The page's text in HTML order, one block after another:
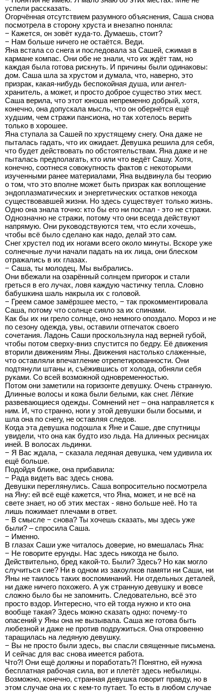
успели рассказать.
Огорчённая отсутствием разумного объяснения, Саша снова
посмотрела в сторону хруста и внезапно поняла:
− Кажется, он зовёт куда-то. Думаешь, стоит?
− Нам больше ничего не остаётся. Веди.
Яна встала со снега и последовала за Сашей, сжимая в
кармане компас. Они обе не знали, что их ждёт там, но
каждая была готова рискнуть. И причины были одинаковы:
дом. Саша шла за хрустом и думала, что, наверно, это
призрак, какая-нибудь беспокойная душа, или ангел-
хранитель, а может, и просто доброе существо этих мест.
Саша верила, что этот юноша непременно добрый, хотя,
конечно, она допускала мысль, что он обернётся ещё
худшим, чем стражи пансиона, но так хотелось верить
только в хорошее.
Яна ступала за Сашей по хрустящему снегу. Она даже не
пыталась гадать, что их ожидает. Девушка решила для себя,
что будет действовать по обстоятельствам. Яна даже и не
пыталась предполагать, кто или что ведёт Сашу. Хотя,
конечно, соотнеся совокупность фактов с некоторыми
изученными ранее материалами, Яна выдвинула бы теорию
о том, что это вполне может быть призрак как воплощение
эндоплазматических и энергетических остатков некогда
существовавшей жизни. Но здесь существует только жизнь.
Одно она знала точно: кто бы его ни послал - это не стражи.
Однозначно не стражи, потому что они всегда действуют
напрямую. Они руководствуются тем, что если хочешь,
чтобы всё было сделано как надо, делай это сам.
Снег хрустел под их ногами всего около минуты. Вскоре уже
солнечные лучи начали падать на их лица, они блеском
отражались в их глазах.
− Саша, ты молодец. Мы выбрались.
Они вбежали на озарённый солнцем пригорок и стали
греться в его лучах, ловя каждую частичку тепла. Словно
бабушкина шаль накрыла их с головой.
− Греем самое замёрзшее место, − так прокомментировала
Саша, потому что солнце сияло за их спинами.
Как бы их ни грело солнце, оно немного опоздало. Мороз и не
по сезону одежда, увы, оставили отпечаток своего
сочетания. Ладонь Саши проскользнула над верней губой,
чтобы потом сверху-вниз спустится по бедру. Её движения
вторили движениям Яны. Движения настолько слаженные,
что оставляли впечатление отрепетированности. Они
подтянули штаны и, съёжившись от холода, обняли себя
руками. Со всей возможной одновременностью.
Потом они заметили на горизонте девушку. Очень странную.
Длинные волосы и кожа были белыми, как снег. Лёгкие
развевающиеся одежды. Сомнений нет – она направляется к
ним. И, что странно, ноги у этой девушки были босыми, и
шла она по снегу, не оставляя следов.
Когда эта девушка подошла к Яне и Саше, две спутницы
увидели, что она как будто изо льда. На длинных ресницах
иней. В волосах льдинки.
− Я Вас ждала, − сказала ледяная девушка, чем удивила их
ещё больше.
Подойдя ближе, она прибавила:
− Рада видеть вас здесь снова.
Девушки переглянулись. Саша вопросительно посмотрела
на Яну: ей всё ещё кажется, что Яна, может, и не всё на
свете знает, но об этих местах - явно больше неё. Но та
лишь пожимает плечами в ответ.
− В смысле − снова? Ты хочешь сказать, мы здесь уже
были? – спросила Саша.
− Именно.
В глазах Саши уже читалось доверие, но вмешалась Яна:
− Не говорите ерунды. Нас здесь никогда не было.
Действительно, бред какой-то. Были? Здесь? Но как могло
случиться сие? Ни в одном из закоулков памяти ни Саши, ни
Яны не таилось таких воспоминаний. Ни отдельных деталей,
ни даже ничего похожего. А уж странную девушку и вовсе
сложно было бы не запомнить. Следовательно, всё это
просто вздор. Интересно, что ей тогда нужно и кто она
вообще такая? Здесь можно сказать одно: почему-то
опасений у Яны она не вызывала. Саша же готова быть
любезной и даже не против подружиться. Она откровенно
таращилась на ледяную девушку.
− Вы не просто были здесь, вы спасли священные письмена.
И сейчас для вас снова имеется работа.
Что?! Они ещё должны и поработать?! Понятно, ей нужна
бесплатная рабочая сила, вот и плетёт здесь небылицы.
Возможно, конечно, странная девушка говорит правду, но в
этом случае она их с кем-то путает. То есть в любом случае